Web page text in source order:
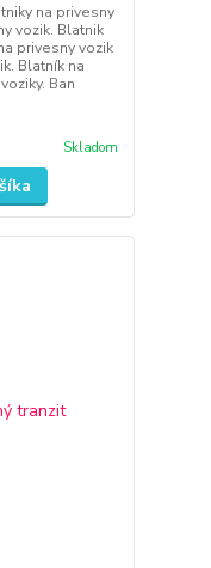
na privesny
vozik. Blatnik
privesny vozik
Blatník na
Ban
Skladom